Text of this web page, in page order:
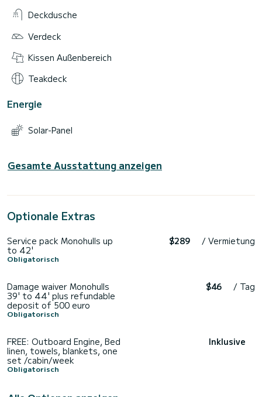
Deckdusche
Verdeck
Kissen Außenbereich
Teakdeck
Energie
Solar-Panel
Gesamte Ausstattung anzeigen
Optionale Extras
Service pack Monohulls up
to 42'
Obligatorisch
$289 / Vermietung
Damage waiver Monohulls
39' to 44' plus refundable
deposit of 500 euro
Obligatorisch
$46 / Tag
FREE: Outboard Engine, Bed
linen, towels, blankets, one
set /cabin/week
Obligatorisch
Inklusive